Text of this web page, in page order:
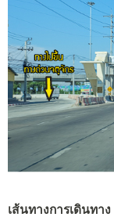
เส้นทางการเดินทาง